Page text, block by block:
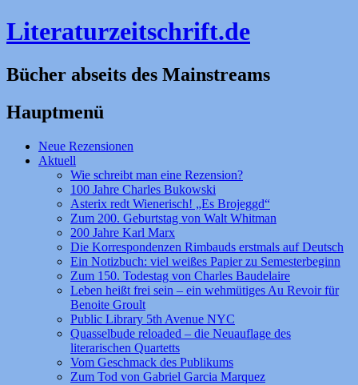
Literaturzeitschrift.de
Bücher abseits des Mainstreams
Hauptmenü
Zum
Inhalt
Neue Rezensionen
Aktuell
Wie schreibt man eine Rezension?
100 Jahre Charles Bukowski
Asterix redt Wienerisch! „Es Brojeggd“
Zum 200. Geburtstag von Walt Whitman
200 Jahre Karl Marx
Die Korrespondenzen Rimbauds erstmals auf Deutsch
Ein Notizbuch: viel weißes Papier zu Semesterbeginn
Zum 150. Todestag von Charles Baudelaire
Leben heißt frei sein – ein wehmütiges Au Revoir für
Benoite Groult
Public Library 5th Avenue NYC
Quasselbude reloaded – die Neuauflage des
literarischen Quartetts
Vom Geschmack des Publikums
Zum Tod von Gabriel Garcia Marquez